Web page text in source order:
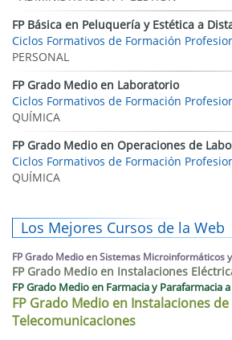
FP Básica en Peluquería y Estética a
Ciclos Formativos de Formación
PERSONAL
FP Grado Medio en Laboratorio
Ciclos Formativos de Formación
QUÍMICA
FP Grado Medio en Operaciones de
Ciclos Formativos de Formación
QUÍMICA
Los Mejores Cursos de la Web
FP Grado Medio en Sistemas Microinformáticos
FP Grado Medio en Instalaciones
FP Grado Medio en Farmacia y Parafarmacia
FP Grado Medio en Instalaciones de
Telecomunicaciones